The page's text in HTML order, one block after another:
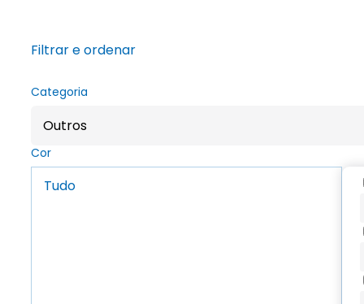
Filtrar e ordenar
Categoria
Outros
Cor
Tudo